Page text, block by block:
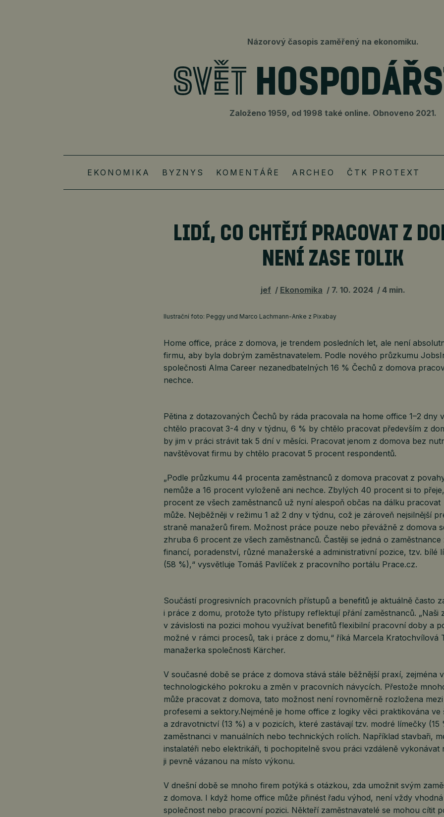
Názorový časopis zaměřený na ekonomiku.
Založeno 1959, od 1998 také online. Obnoveno 2021.
EKONOMIKA BYZNYS KOMENTÁŘE ARCHEO ČTK PROTEXT
LIDÍ, CO CHTĚJÍ PRACOVAT Z
NENÍ ZASE TOLIK
jef Ekonomika 7. 10. 2024 4 min.
Ilustrační foto: Peggy und Marco Lachmann-Anke z Pixabay
Home office, práce z domova, je trendem posledních let, ale není
firmu, aby byla dobrým zaměstnavatelem. Podle nového průzkumu
společnosti Alma Career nezanedbatelných 16 % Čechů z domova
nechce.
Pětina z dotazovaných Čechů by ráda pracovala na home office 1–2 dny
chtělo pracovat 3-4 dny v týdnu, 6 % by chtělo pracovat především z
by jim v práci strávit tak 5 dní v měsíci. Pracovat jenom z domova bez
navštěvovat firmu by chtělo pracovat 5 procent respondentů.
„Podle průzkumu 44 procenta zaměstnanců z domova pracovat z
nemůže a 16 procent vyloženě ani nechce. Zbylých 40 procent si to
procent ze všech zaměstnanců už nyní alespoň občas na dálku pracovat
může. Nejběžněji v režimu 1 až 2 dny v týdnu, což je zároveň nejsilnější
straně manažerů firem. Možnost práce pouze nebo převážně z domova
zhruba 6 procent ze všech zaměstnanců. Častěji se jedná o zaměstnance
financí, poradenství, různé manažerské a administrativní pozice, tzv. bílé
(58 %),“ vysvětluje Tomáš Pavlíček z pracovního portálu Prace.cz.
Součástí progresivních pracovních přístupů a benefitů je aktuálně často
i práce z domu, protože tyto přístupy reflektují přání zaměstnanců. „Naši
v závislosti na pozici mohou využívat benefitů flexibilní pracovní doby a
možné v rámci procesů, tak i práce z domu,“ říká Marcela Kratochvílová
manažerka společnosti Kärcher.
V současné době se práce z domova stává stále běžnější praxí, zejména
technologického pokroku a změn v pracovních návycích. Přestože
může pracovat z domova, tato možnost není rovnoměrně rozložena
profesemi a sektory.Nejméně je home office z logiky věci praktikována ve
a zdravotnictví (13 %) a v pozicích, které zastávají tzv. modré límečky (15
zaměstnanci v manuálních nebo technických rolích. Například stavbaři,
instalatéři nebo elektrikáři, ti pochopitelně svou práci vzdáleně vykonávat
ji pevně vázanou na místo výkonu.
V dnešní době se mnoho firem potýká s otázkou, zda umožnit svým
z domova. I když home office může přinést řadu výhod, není vždy
společnost nebo pracovní pozici. Někteří zaměstnavatelé se mohou cítit